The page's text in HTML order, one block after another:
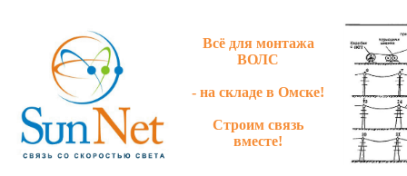
Всё для монтажа
ВОЛС
- на складе в Омске!
Строим связь
вместе!